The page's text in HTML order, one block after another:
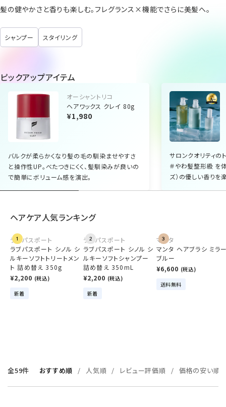
髪の健やかさと香りも楽しむ。フレグランス×機能でさらに美髪へ。
シャンプー スタイリング
ピックアップアイテム
オーシャントリコ
ヘアワックス クレイ 80g
¥1,980
バルクが柔らかくなり髪の毛の馴染ませやすさ
と操作性UP。べたつきにくく、髪馴染みが良いの
で簡単にボリューム感を演出。
サロンクオリティの
＃やわ髪整形級 を
ズ）の優しい香りを
ヘアケア人気ランキング
1
ラブパスポート
ラブパスポート シノル シ
ルキーソフトトリートメン
ト 詰め替え 350g
¥2,200 (税込)
新着
2
ラブパスポート
ラブパスポート シノル シ
ルキーソフトシャンプー
詰め替え 350mL
¥2,200 (税込)
新着
3
マンタ
マンタ ヘアブラシ ミラ
ブルー
¥6,600 (税込)
送料無料
全59件 おすすめ順 人気順 レビュー評価順 価格の安い順